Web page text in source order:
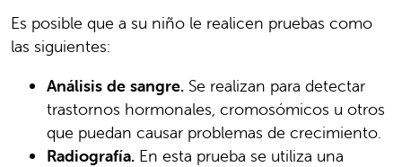
Es posible que a su niño le realicen pruebas como
las siguientes:
Análisis de sangre. Se realizan para detectar
trastornos hormonales, cromosómicos u otros
que puedan causar problemas de crecimiento.
Radiografía. En esta prueba se utiliza una